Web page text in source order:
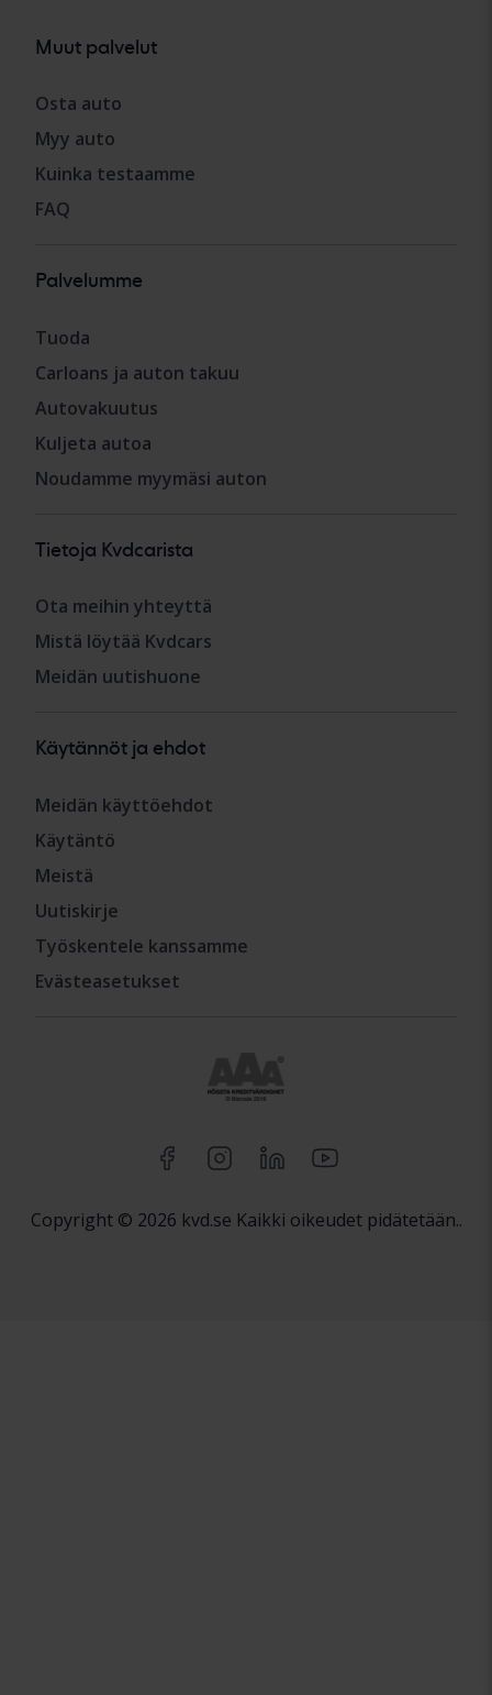
Muut palvelut
Osta auto
Myy auto
Kuinka testaamme
FAQ
Palvelumme
Tuoda
Carloans ja auton takuu
Autovakuutus
Kuljeta autoa
Noudamme myymäsi auton
Tietoja Kvdcarista
Ota meihin yhteyttä
Mistä löytää Kvdcars
Meidän uutishuone
Käytännöt ja ehdot
Meidän käyttöehdot
Käytäntö
Meistä
Uutiskirje
Työskentele kanssamme
Evästeasetukset
Copyright © 2026 kvd.se Kaikki oikeudet pidätetään..